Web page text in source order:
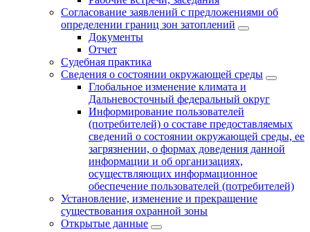
Согласование заявлений с предложениями об
определении границ зон затоплений
Документы
Отчет
Судебная практика
Сведения о состоянии окружающей среды
Глобальное изменение климата и
Дальневосточный федеральный округ
Информирование пользователей
(потребителей) о составе предоставляемых
сведений о состоянии окружающей среды, ее
загрязнении, о формах доведения данной
информации и об организациях,
осуществляющих информационное
обеспечение пользователей (потребителей)
Установление, изменение и прекращение
существования охранной зоны
Открытые данные